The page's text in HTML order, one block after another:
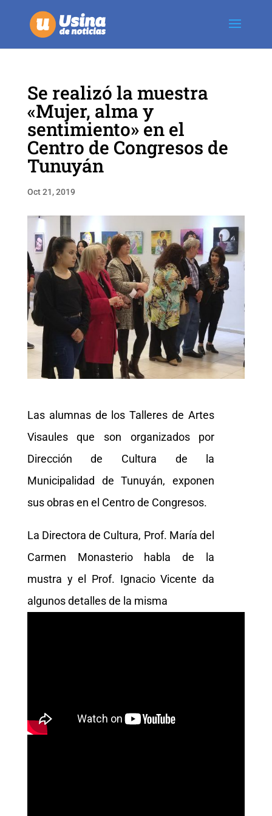
Se realizó la muestra
«Mujer, alma y
sentimiento» en el
Centro de Congresos de
Tunuyán
Oct 21, 2019
Las alumnas de los Talleres de Artes
Visaules que son organizados por
Dirección de Cultura de la
Municipalidad de Tunuyán, exponen
sus obras en el Centro de Congresos.
La Directora de Cultura, Prof. María del
Carmen Monasterio habla de la
mustra y el Prof. Ignacio Vicente da
algunos detalles de la misma